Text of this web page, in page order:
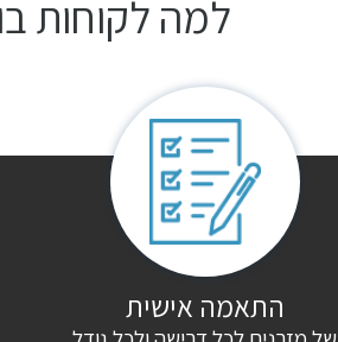
למה לקוחות
התאמה אישית